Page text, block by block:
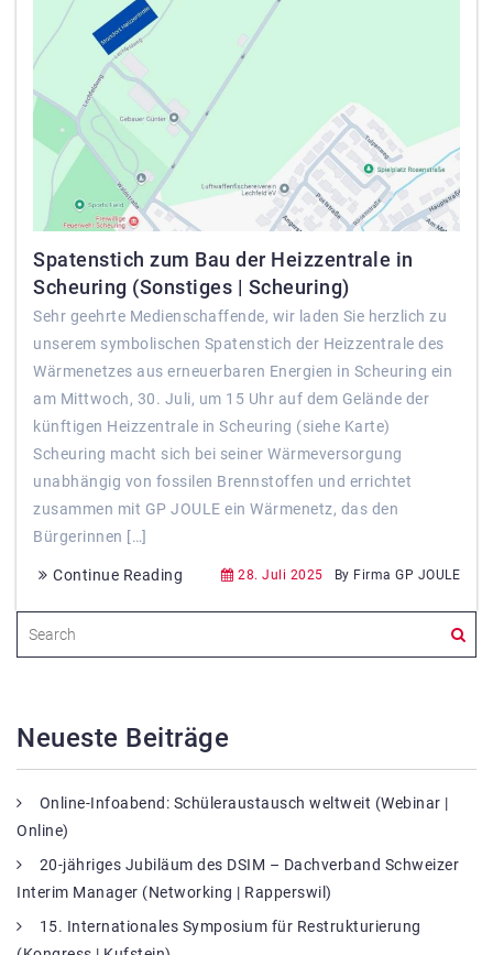
Spatenstich zum Bau der Heizzentrale in
Scheuring (Sonstiges | Scheuring)
Sehr geehrte Medienschaffende, wir laden Sie herzlich zu
unserem symbolischen Spatenstich der Heizzentrale des
Wärmenetzes aus erneuerbaren Energien in Scheuring ein
am Mittwoch, 30. Juli, um 15 Uhr auf dem Gelände der
künftigen Heizzentrale in Scheuring (siehe Karte)
Scheuring macht sich bei seiner Wärmeversorgung
unabhängig von fossilen Brennstoffen und errichtet
zusammen mit GP JOULE ein Wärmenetz, das den
Bürgerinnen […]
Continue Reading 28. Juli 2025 By Firma GP JOULE
Neueste Beiträge
Online-Infoabend: Schüleraustausch weltweit (Webinar |
Online)
20-jähriges Jubiläum des DSIM – Dachverband Schweizer
Interim Manager (Networking | Rapperswil)
15. Internationales Symposium für Restrukturierung